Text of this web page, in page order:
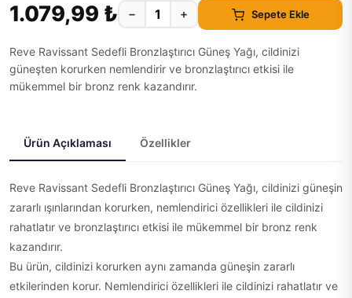
1.079,99 ₺ − + Sepete Ekle
Reve Ravissant Sedefli Bronzlaştırıcı Güneş Yağı, cildinizi
güneşten korurken nemlendirir ve bronzlaştırıcı etkisi ile
mükemmel bir bronz renk kazandırır.
Ürün Açıklaması Özellikler
Reve Ravissant Sedefli Bronzlaştırıcı Güneş Yağı, cildinizi güneşin
zararlı ışınlarından korurken, nemlendirici özellikleri ile cildinizi
rahatlatır ve bronzlaştırıcı etkisi ile mükemmel bir bronz renk
kazandırır.
Bu ürün, cildinizi korurken aynı zamanda güneşin zararlı
etkilerinden korur. Nemlendirici özellikleri ile cildinizi rahatlatır ve